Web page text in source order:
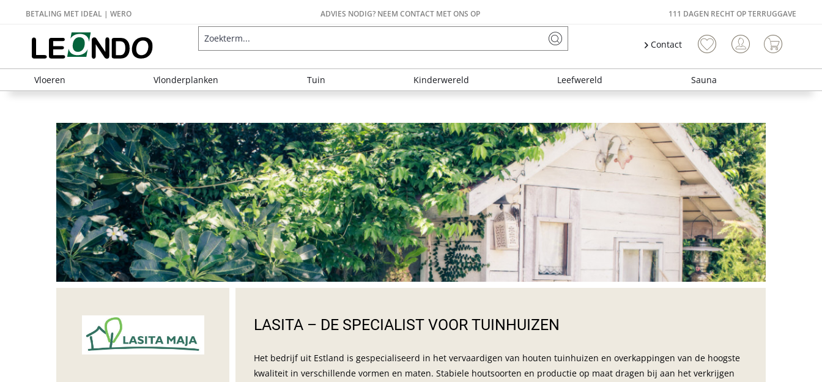
BETALING MET IDEAL | WERO ADVIES NODIG? NEEM CONTACT MET ONS OP 111 DAGEN RECHT OP TERRUGGAVE
Contact
Vloeren Vlonderplanken Tuin Kinderwereld Leefwereld Sauna
LASITA – DE SPECIALIST VOOR TUINHUIZEN
Het bedrijf uit Estland is gespecialiseerd in het vervaardigen van houten tuinhuizen en overkappingen van de hoogste
kwaliteit in verschillende vormen en maten. Stabiele houtsoorten en productie op maat dragen bij aan het verkrijgen